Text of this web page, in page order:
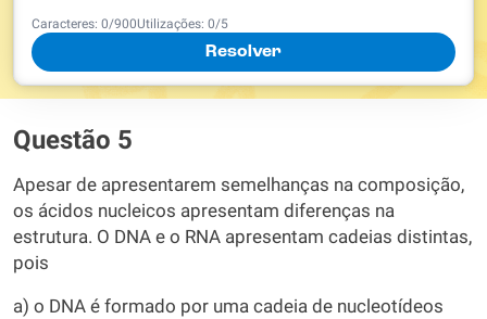
Caracteres: 0/900Utilizações: 0/5
Resolver
Questão 5
Apesar de apresentarem semelhanças na composição,
os ácidos nucleicos apresentam diferenças na
estrutura. O DNA e o RNA apresentam cadeias distintas,
pois
a) o DNA é formado por uma cadeia de nucleotídeos